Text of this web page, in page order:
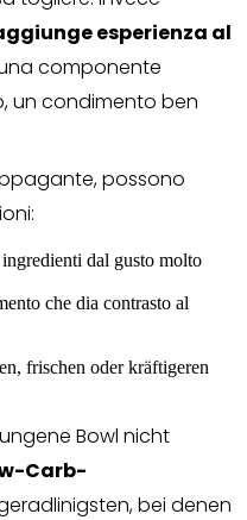
esperienza al
componente
un condimento ben
possono
dal gusto molto
che dia contrasto al
frischen oder kräftigeren
Bowl nicht
Carb-
bei denen